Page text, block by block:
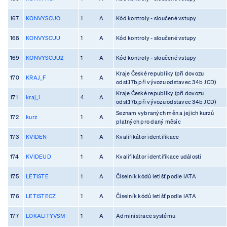
167 KONVYSCUO 1 A Kód kontroly - sloučené vstupy
168 KONVYSCUU 1 A Kód kontroly - sloučené vstupy
169 KONVYSCUU2 1 A Kód kontroly - sloučené vstupy
170 KRAJ_F 1 A
Kraje České republiky (při dovozu
odst.17b,při vývozu odstavec 34b JCD)
171 kraj_i 4 A
Kraje České republiky (při dovozu
odst.17b,při vývozu odstavec 34b JCD)
172 kurz 1 A
Seznam vybraných měn a jejich kurzů
platných pro daný měsíc
173 KVIDEN 1 A Kvalifikátor identifikace
174 KVIDEUD 1 A Kvalifikátor identifikace události
175 LETISTE 1 A Číselník kódů letišť podle IATA
176 LETISTECZ 1 A Číselník kódů letišť podle IATA
177 LOKALITYVSM 1 A Administrace systému